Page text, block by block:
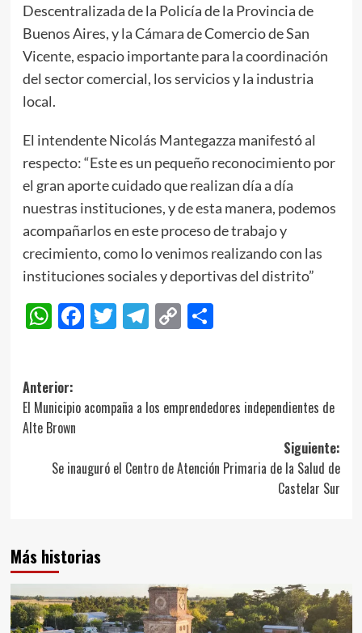
Descentralizada de la Policía de la Provincia de
Buenos Aires, y la Cámara de Comercio de San
Vicente, espacio importante para la coordinación
del sector comercial, los servicios y la industria
local.
El intendente Nicolás Mantegazza manifestó al
respecto: “Este es un pequeño reconocimiento por
el gran aporte cuidado que realizan día a día
nuestras instituciones, y de esta manera, podemos
acompañarlos en este proceso de trabajo y
crecimiento, como lo venimos realizando con las
instituciones sociales y deportivas del distrito”
WhatsApp
Facebook
Twitter
Telegram
CopyCompartir
Navegación
de
entradas
Anterior:
El Municipio acompaña a los emprendedores independientes de
Alte Brown
Siguiente:
Se inauguró el Centro de Atención Primaria de la Salud de
Castelar Sur
Más historias